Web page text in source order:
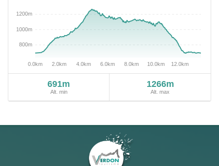
691m
Alt. min
1266m
Alt. max